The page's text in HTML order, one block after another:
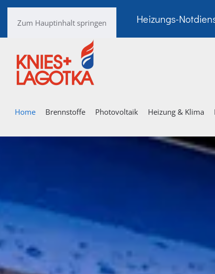
Zum Hauptinhalt springen Heizungs-
Home Brennstoffe Photovoltaik Heizung & Klima